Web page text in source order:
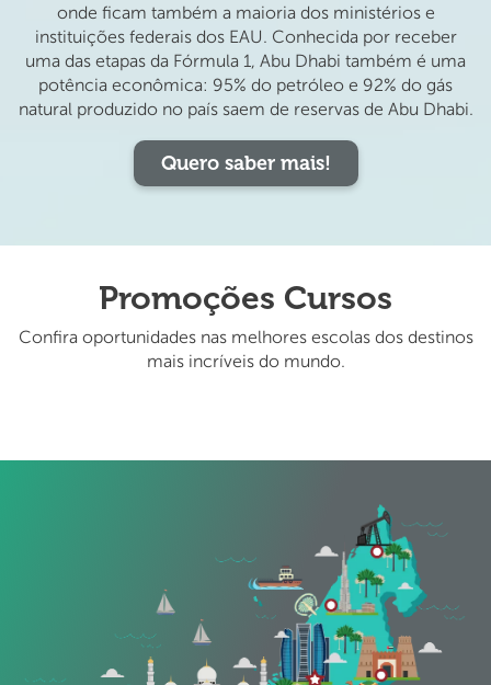
onde ficam também a maioria dos ministérios e
instituições federais dos EAU. Conhecida por receber
uma das etapas da Fórmula 1, Abu Dhabi também é uma
potência econômica: 95% do petróleo e 92% do gás
natural produzido no país saem de reservas de Abu Dhabi.
Quero saber mais!
Promoções Cursos
Confira oportunidades nas melhores escolas dos destinos
mais incríveis do mundo.